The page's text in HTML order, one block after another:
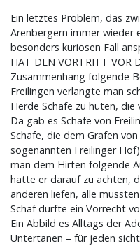
Ein letztes Problem, das
Arenbergern immer wieder
besonders kuriosen Fall
HAT DEN VORTRITT VOR
Zusammenhang folgende
Freilingen verlangte man
Herde Schafe zu hüten,
Da gab es Schafe von
Schafe, die dem Grafen
sogenannten Freilinger
man dem Hirten folgende
hatte er darauf zu achten,
anderen liefen, alle
Schaf durfte ein Vorrecht
Ein Abbild es Alltags der
Untertanen – für jeden